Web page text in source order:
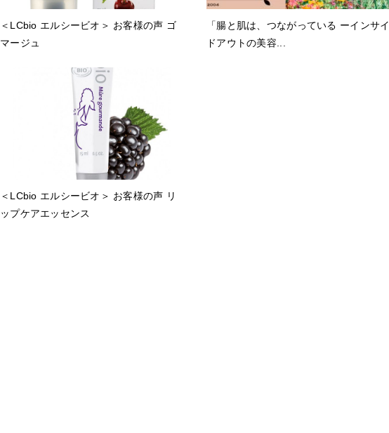
＜LCbio エルシービオ＞ お客様の声 ゴ
マージュ
「腸と肌は、つながっている ーインサイ
ドアウトの美容...
＜LCbio エルシービオ＞ お客様の声 リ
ップケアエッセンス